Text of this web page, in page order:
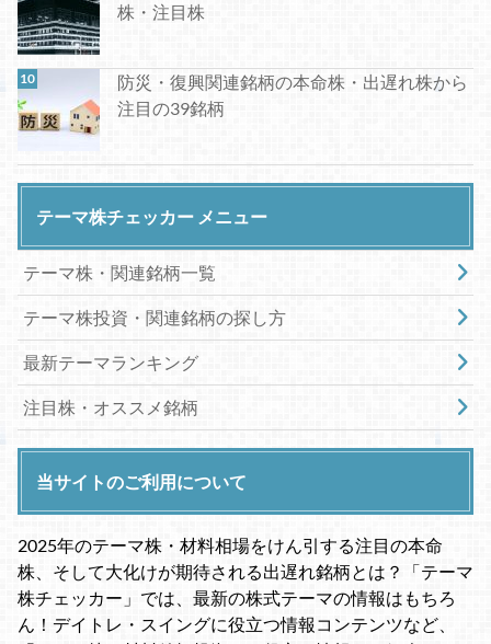
株・注目株
防災・復興関連銘柄の本命株・出遅れ株から
注目の39銘柄
テーマ株チェッカー メニュー
テーマ株・関連銘柄一覧
テーマ株投資・関連銘柄の探し方
最新テーマランキング
注目株・オススメ銘柄
当サイトのご利用について
2025年のテーマ株・材料相場をけん引する注目の本命
株、そして大化けが期待される出遅れ銘柄とは？「テーマ
株チェッカー」では、最新の株式テーマの情報はもちろ
ん！デイトレ・スイングに役立つ情報コンテンツなど、